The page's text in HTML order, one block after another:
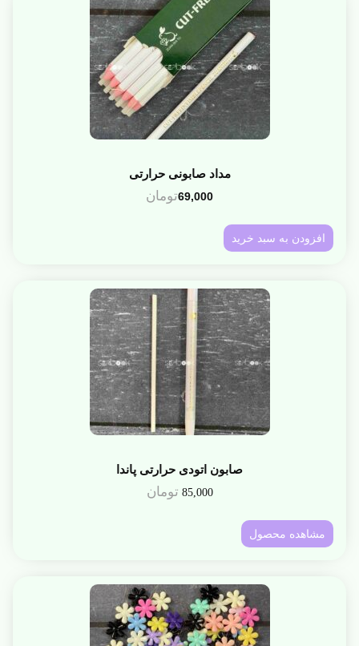
مداد صابونی حرارتی
69,000تومان
افزودن به سبد خرید
صابون اتودی حرارتی پاندا
85,000 تومان
مشاهده محصول